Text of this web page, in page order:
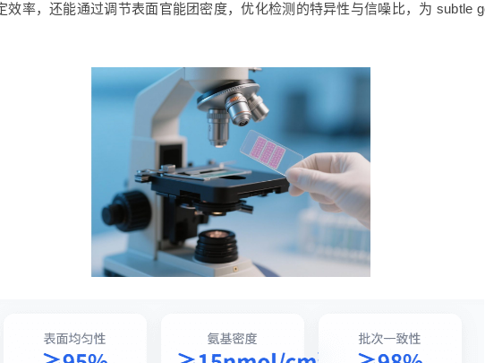
率，还能通过调节表面官能团密度，优化检测的特异性与信噪比，为 subtle